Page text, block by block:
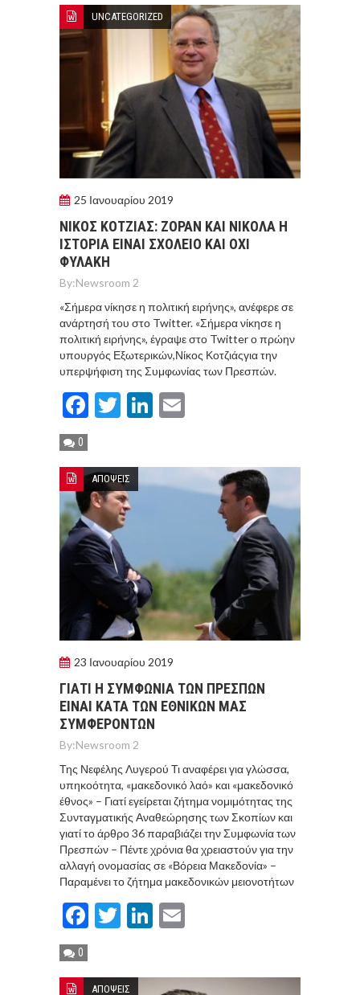
UNCATEGORIZED
25 Ιανουαρίου 2019
ΝΙΚΟΣ ΚΟΤΖΙΑΣ: ΖΟΡΑΝ ΚΑΙ ΝΙΚΟΛΑ Η
ΙΣΤΟΡΙΑ ΕΙΝΑΙ ΣΧΟΛΕΙΟ KAI ΟΧΙ
ΦΥΛΑΚΗ
By:Newsroom 2
«Σήμερα νίκησε η πολιτική ειρήνης», ανέφερε σε
ανάρτησή του στο Twitter. «Σήμερα νίκησε η
πολιτική ειρήνης», έγραψε στο Twitter ο πρώην
υπουργός Εξωτερικών,Νίκος Κοτζιάςγια την
υπερψήφιση της Συμφωνίας των Πρεσπών.
Facebook
TwitterLinkedIn
0
ΑΠΟΨΕΙΣ
23 Ιανουαρίου 2019
ΓΙΑΤΙ Η ΣΥΜΦΩΝΙΑ ΤΩΝ ΠΡΕΣΠΩΝ
ΕΙΝΑΙ ΚΑΤΑ ΤΩΝ ΕΘΝΙΚΩΝ ΜΑΣ
ΣΥΜΦΕΡΟΝΤΩΝ
By:Newsroom 2
Της Νεφέλης Λυγερού Τι αναφέρει για γλώσσα,
υπηκοότητα, «μακεδονικό λαό» και «μακεδονικό
έθνος» – Γιατί εγείρεται ζήτημα νομιμότητας της
Συνταγματικής Αναθεώρησης των Σκοπίων και
γιατί το άρθρο 36 παραβιάζει την Συμφωνία των
Πρεσπών – Πέντε χρόνια θα χρειαστούν για την
αλλαγή ονομασίας σε «Βόρεια Μακεδονία» –
Παραμένει το ζήτημα μακεδονικών μειονοτήτων
Facebook
TwitterLinkedIn
0
ΑΠΟΨΕΙΣ